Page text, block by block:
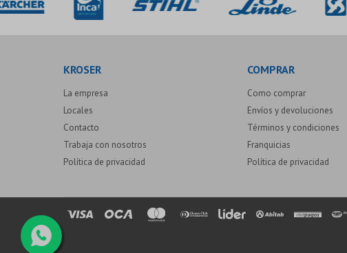
KROSER
La empresa
Locales
Contacto
Trabaja con nosotros
Política de privacidad
COMPRAR
Como comprar
Envíos y devoluciones
Términos y condiciones
Franquicias
Política de privacidad